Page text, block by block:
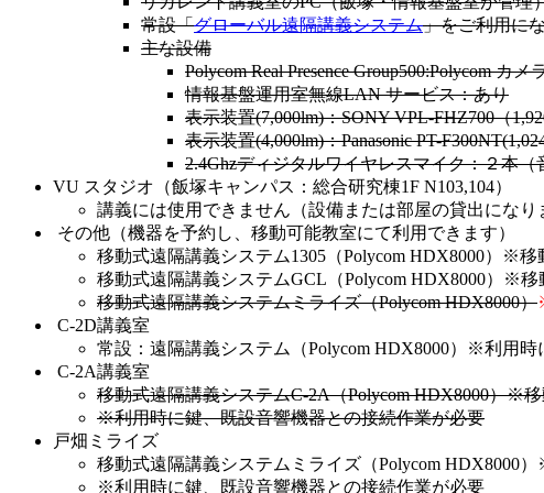
常設「グローバル遠隔講義システム」をご利用に
主な設備
Polycom Real Presence Group500:Polycom カ
情報基盤運用室無線LAN サービス：あり
表示装置(7,000lm)：SONY VPL-FHZ700（
表示装置(4,000lm)：Panasonic PT-
2.4Ghzディジタルワイヤレスマイク：２本（
VU スタジオ（飯塚キャンパス：総合研究棟1F N103,104）
講義には使用できません（設備または部屋の貸出になり
その他（機器を予約し、移動可能教室にて利用できます）
移動式遠隔講義システム1305（Polycom HDX8000）※移
移動式遠隔講義システムGCL（Polycom HDX8000）※移
移動式遠隔講義システムミライズ（Polycom HDX8000）
C-2D講義室
常設：遠隔講義システム（Polycom HDX8000）※利用時
C-2A講義室
移動式遠隔講義システムC-2A（Polycom HDX8000）※
※利用時に鍵、既設音響機器との接続作業が必要
戸畑ミライズ
移動式遠隔講義システムミライズ（Polycom HDX8000
※利用時に鍵、既設音響機器との接続作業が必要